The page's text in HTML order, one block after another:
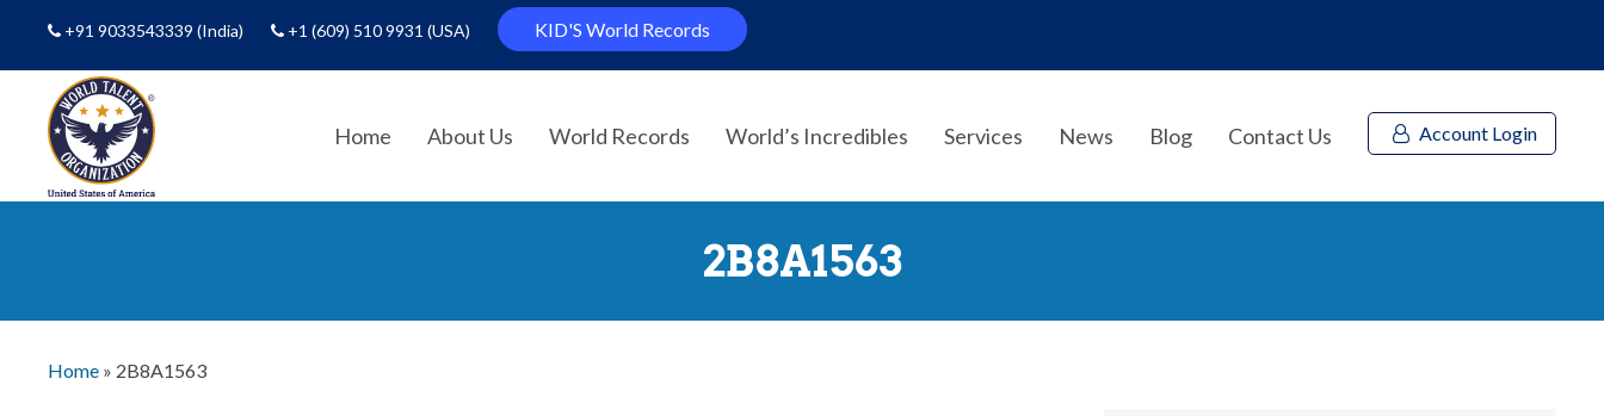
+91 9033543339(India) +1 (609) 510 9931 (USA) KID'S World Records
Home About Us World Records World’s Incredibles Services News Blog Contact Us Account Login
2B8A1563
Home » 2B8A1563